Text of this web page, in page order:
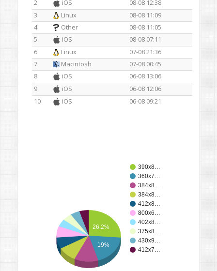
2 iOS
08-08 12:38
3
Linux
08-08 11:09
4
Other
08-08 11:05
5
iOS
08-08 07:11
6
Linux
07-08 21:36
7
Macintosh
07-08 00:45
8
iOS
06-08 13:06
9
iOS
06-08 12:06
10
iOS 06-08 09:21
390x8…
360x7…
384x8…
384x8…
412x8…
800x6…
402x8…
375x8…
430x9…
412x7…
26.2%
19%